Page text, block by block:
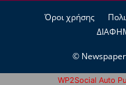
Όροι χρήσης
©
WP2Social Auto